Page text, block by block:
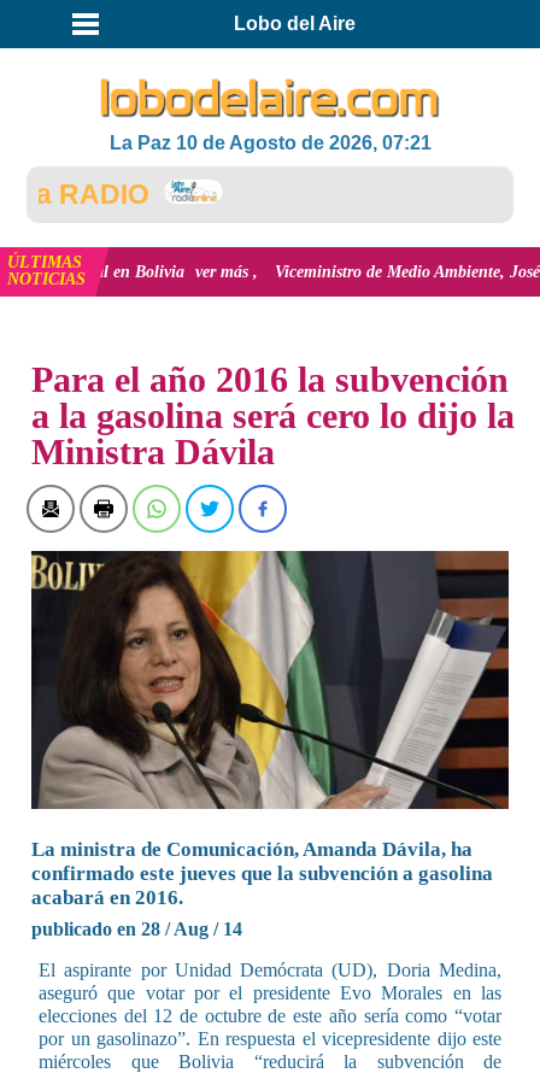
Lobo del Aire
La Paz 10 de Agosto de 2026, 07:21
RADIO
ÚLTIMAS
NOTICIAS
Digital en Bolivia ver más Viceministro de Medio Ambiente, José
Para el año 2016 la subvención
a la gasolina será cero lo dijo la
Ministra Dávila
La ministra de Comunicación, Amanda Dávila, ha
confirmado este jueves que la subvención a gasolina
acabará en 2016.
publicado en 28 / Aug / 14
El aspirante por Unidad Demócrata (UD), Doria Medina,
aseguró que votar por el presidente Evo Morales en las
elecciones del 12 de octubre de este año sería como “votar
por un gasolinazo”. En respuesta el vicepresidente dijo este
miércoles que Bolivia “reducirá la subvención de